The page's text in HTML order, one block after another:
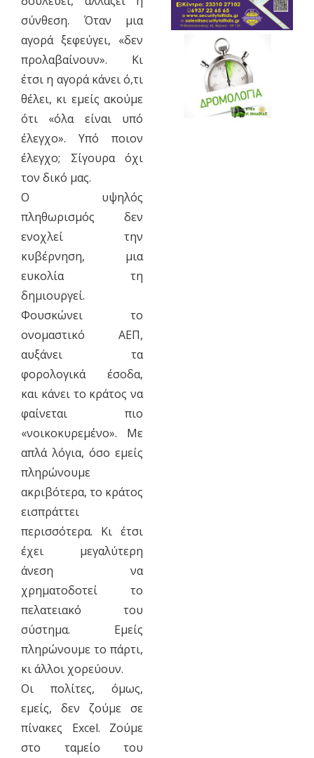
σύνθεση. Όταν μια
αγορά ξεφεύγει, «δεν
προλαβαίνουν». Κι
έτσι η αγορά κάνει ό,τι
θέλει, κι εμείς ακούμε
ότι «όλα είναι υπό
έλεγχο». Υπό ποιον
έλεγχο; Σίγουρα όχι
τον δικό μας.
Ο υψηλός
πληθωρισμός δεν
ενοχλεί την
κυβέρνηση, μια
ευκολία τη
δημιουργεί.
Φουσκώνει το
ονομαστικό ΑΕΠ,
αυξάνει τα
φορολογικά έσοδα,
και κάνει το κράτος να
φαίνεται πιο
«νοικοκυρεμένο». Με
απλά λόγια, όσο εμείς
πληρώνουμε
ακριβότερα, το κράτος
εισπράττει
περισσότερα. Κι έτσι
έχει μεγαλύτερη
άνεση να
χρηματοδοτεί το
πελατειακό του
σύστημα. Εμείς
πληρώνουμε το πάρτι,
κι άλλοι χορεύουν.
Οι πολίτες, όμως,
εμείς, δεν ζούμε σε
πίνακες Excel. Ζούμε
στο ταμείο του